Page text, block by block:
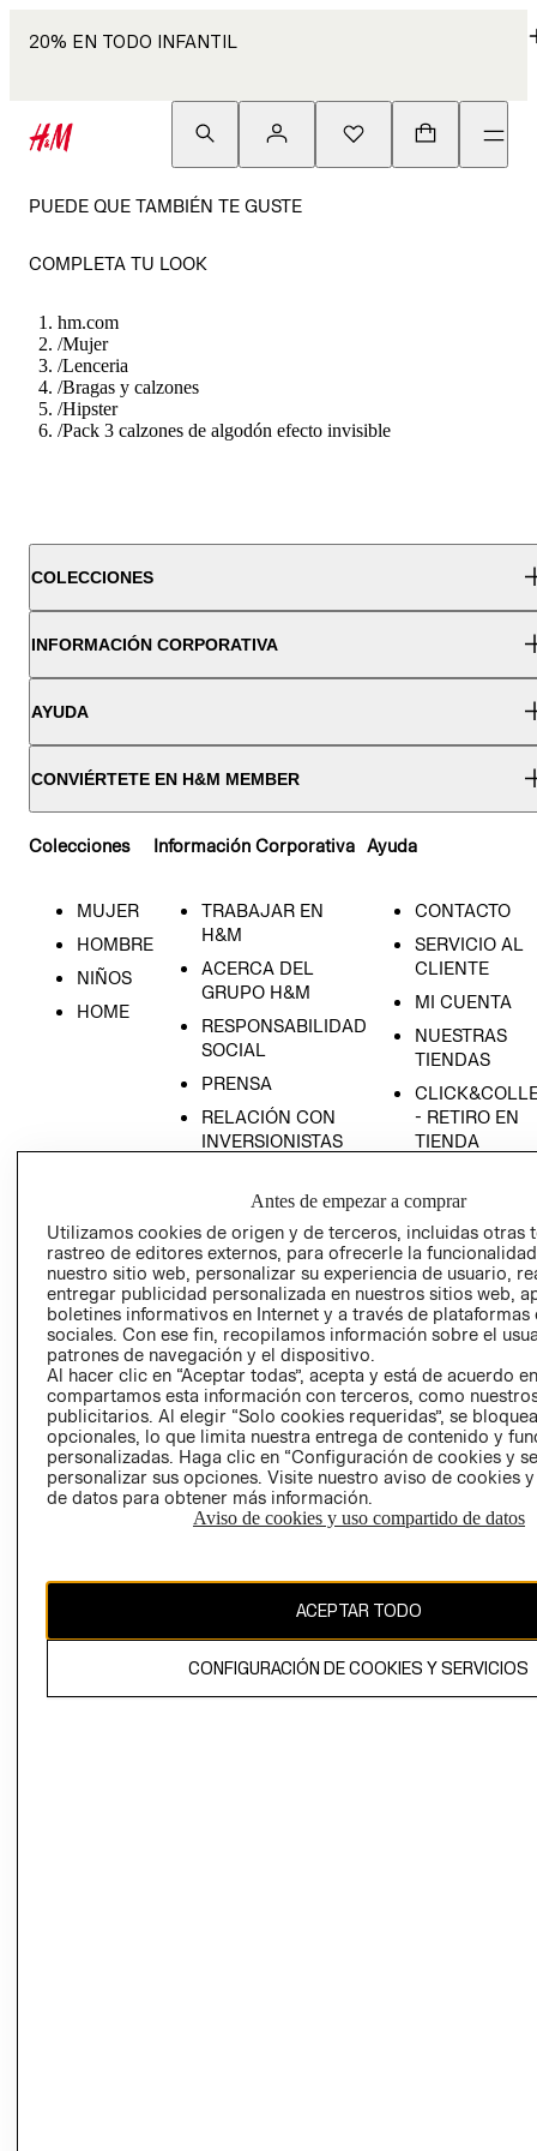
20% EN TODO INFANTIL
PUEDE QUE TAMBIÉN TE GUSTE
COMPLETA TU LOOK
hm.com
/Mujer
/Lenceria
/Bragas y calzones
/Hipster
/Pack 3 calzones de algodón efecto invisible
COLECCIONES
INFORMACIÓN CORPORATIVA
AYUDA
CONVIÉRTETE EN H&M MEMBER
Colecciones
MUJER
HOMBRE
NIÑOS
HOME
Información Corporativa
TRABAJAR EN
H&M
ACERCA DEL
GRUPO H&M
RESPONSABILIDAD
SOCIAL
PRENSA
RELACIÓN CON
INVERSIONISTAS
EMPRESARIAL
Ayuda
CONTACTO
SERVICIO AL
CLIENTE
MI CUENTA
NUESTRAS
TIENDAS
- RETIRO EN
TIENDA
CONDICIONES
AVISO DE
PRIVACIDAD
GIFT CARD
AVISO DE
COOKIES
El contenido de esta página web está protegido por copyright y es
Antes de empezar a comprar
Utilizamos cookies de origen y de terceros, incluidas otras
rastreo de editores externos, para ofrecerle la
nuestro sitio web, personalizar su experiencia de usuario,
entregar publicidad personalizada en nuestros sitios web,
boletines informativos en Internet y a través de plataformas
sociales. Con ese fin, recopilamos información sobre el
patrones de navegación y el dispositivo.
Al hacer clic en “Aceptar todas”, acepta y está de acuerdo
compartamos esta información con terceros, como
publicitarios. Al elegir “Solo cookies requeridas”, se
opcionales, lo que limita nuestra entrega de contenido y
personalizadas. Haga clic en “Configuración de cookies y
personalizar sus opciones. Visite nuestro aviso de cookies
de datos para obtener más información.
Aviso de cookies y uso compartido de datos
ACEPTAR TODO
CONFIGURACIÓN DE COOKIES Y SERVICIOS